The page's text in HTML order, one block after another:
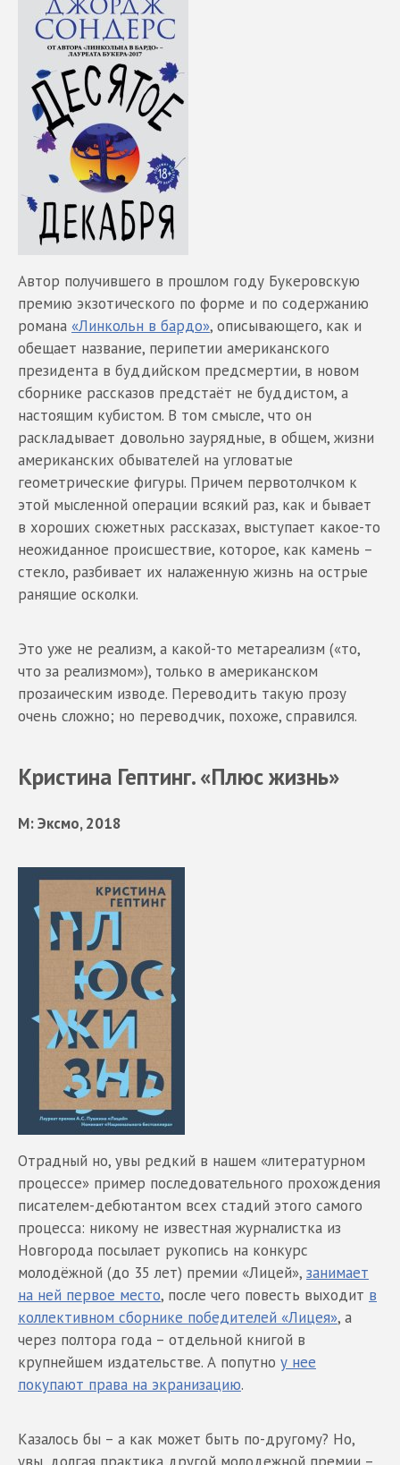
Автор получившего в прошлом году Букеровскую
премию экзотического по форме и по содержанию
романа «Линкольн в бардо», описывающего, как и
обещает название, перипетии американского
президента в буддийском предсмертии, в новом
сборнике рассказов предстаёт не буддистом, а
настоящим кубистом. В том смысле, что он
раскладывает довольно заурядные, в общем, жизни
американских обывателей на угловатые
геометрические фигуры. Причем первотолчком к
этой мысленной операции всякий раз, как и бывает
в хороших сюжетных рассказах, выступает какое-то
неожиданное происшествие, которое, как камень –
стекло, разбивает их налаженную жизнь на острые
ранящие осколки.
Это уже не реализм, а какой-то метареализм («то,
что за реализмом»), только в американском
прозаическим изводе. Переводить такую прозу
очень сложно; но переводчик, похоже, справился.
Кристина Гептинг. «Плюс жизнь»
М: Эксмо, 2018
Отрадный но, увы редкий в нашем «литературном
процессе» пример последовательного прохождения
писателем-дебютантом всех стадий этого самого
процесса: никому не известная журналистка из
Новгорода посылает рукопись на конкурс
молодёжной (до 35 лет) премии «Лицей», занимает
на ней первое место, после чего повесть выходит в
коллективном сборнике победителей «Лицея», а
через полтора года – отдельной книгой в
крупнейшем издательстве. А попутно у нее
покупают права на экранизацию.
Казалось бы – а как может быть по-другому? Но,